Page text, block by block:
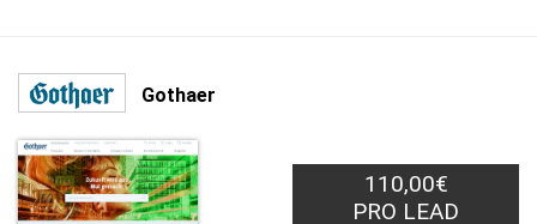
Gothaer
110,00€
PRO LEAD